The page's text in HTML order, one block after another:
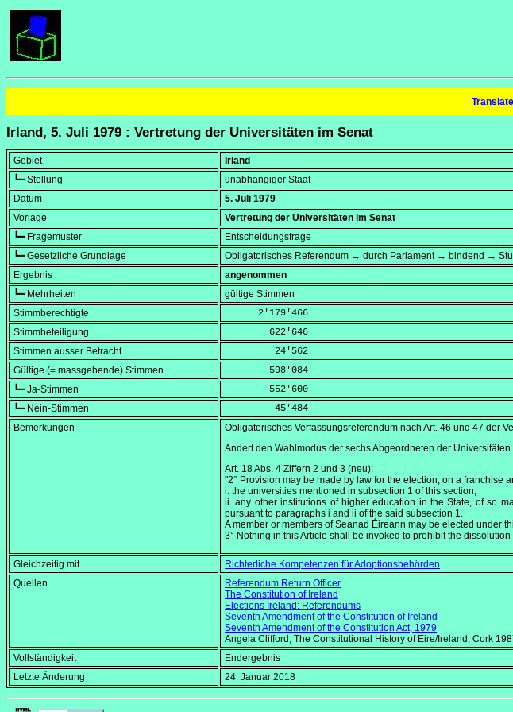
Irland, 5. Juli 1979 : Vertretung der Universitäten im Senat
Gebiet
Irland
┗━ Stellung
unabhängiger Staat
Datum
5. Juli 1979
Vorlage
Vertretung der Universitäten im Senat
┗━ Fragemuster
Entscheidungsfrage
┗━ Gesetzliche Grundlage
Obligatorisches Referendum → durch Parlament → bindend →
Ergebnis
angenommen
┗━ Mehrheiten
gültige Stimmen
Stimmberechtigte
      2'179'466
Stimmbeteiligung
        622'646
Stimmen ausser Betracht
         24'562
Gültige (= massgebende) Stimmen
        598'084
┗━ Ja-Stimmen
        552'600
┗━ Nein-Stimmen
         45'484
Bemerkungen
Obligatorisches Verfassungsreferendum nach Art. 46 und 47 der
Ändert den Wahlmodus der sechs Abgeordneten der Universitäten
Art. 18 Abs. 4 Ziffern 2 und 3 (neu):
"2° Provision may be made by law for the election, on a franchise
i. the universities mentioned in subsection 1 of this section,
ii. any other institutions of higher education in the State, of so
pursuant to paragraphs i and ii of the said subsection 1.
A member or members of Seanad Éireann may be elected under
3° Nothing in this Article shall be invoked to prohibit the
Gleichzeitig mit
Richterliche Kompetenzen für Adoptionsbehörden
Quellen
Referendum Return Officer
The Constitution of Ireland
Elections Ireland: Referendums
Seventh Amendment of the Constitution of Ireland
Seventh Amendment of the Constitution Act, 1979
Angela Clifford, The Constitutional History of Eire/Ireland , Cork
Vollständigkeit
Endergebnis
Letzte Änderung
24. Januar 2018